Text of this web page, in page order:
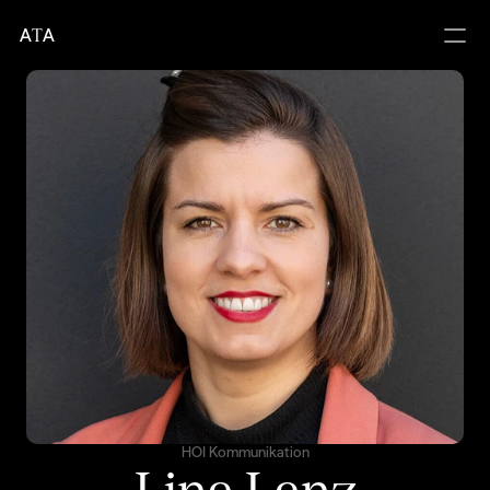
ATA
HOI Kommunikation